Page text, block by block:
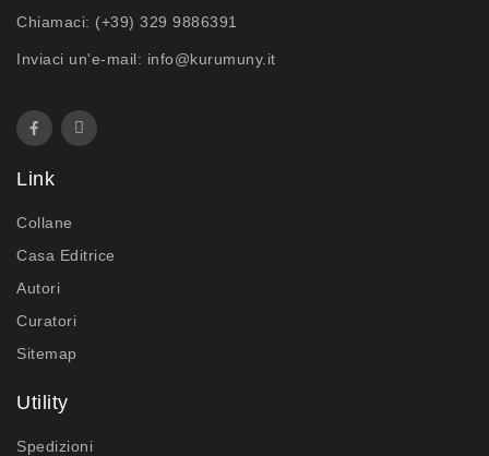
Chiamaci: (+39) 329 9886391
Inviaci un'e-mail: info@kurumuny.it
Link
Collane
Casa Editrice
Autori
Curatori
Sitemap
Utility
Spedizioni